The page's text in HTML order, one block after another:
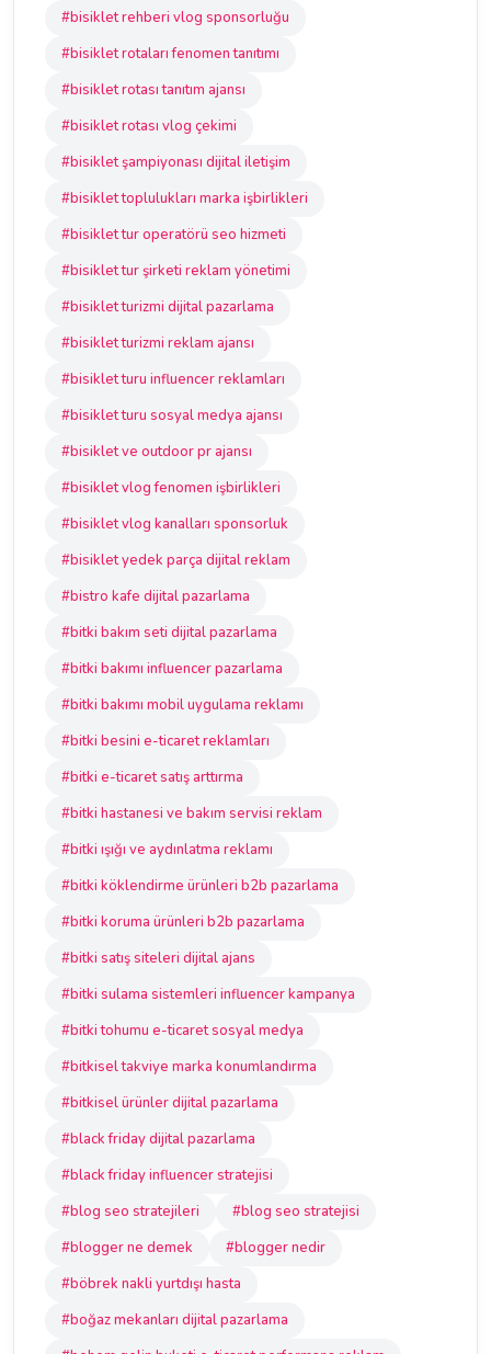
#bisiklet rehberi vlog sponsorluğu
#bisiklet rotaları fenomen tanıtımı
#bisiklet rotası tanıtım ajansı
#bisiklet rotası vlog çekimi
#bisiklet şampiyonası dijital iletişim
#bisiklet toplulukları marka işbirlikleri
#bisiklet tur operatörü seo hizmeti
#bisiklet tur şirketi reklam yönetimi
#bisiklet turizmi dijital pazarlama
#bisiklet turizmi reklam ajansı
#bisiklet turu influencer reklamları
#bisiklet turu sosyal medya ajansı
#bisiklet ve outdoor pr ajansı
#bisiklet vlog fenomen işbirlikleri
#bisiklet vlog kanalları sponsorluk
#bisiklet yedek parça dijital reklam
#bistro kafe dijital pazarlama
#bitki bakım seti dijital pazarlama
#bitki bakımı influencer pazarlama
#bitki bakımı mobil uygulama reklamı
#bitki besini e-ticaret reklamları
#bitki e-ticaret satış arttırma
#bitki hastanesi ve bakım servisi reklam
#bitki ışığı ve aydınlatma reklamı
#bitki köklendirme ürünleri b2b pazarlama
#bitki koruma ürünleri b2b pazarlama
#bitki satış siteleri dijital ajans
#bitki sulama sistemleri influencer kampanya
#bitki tohumu e-ticaret sosyal medya
#bitkisel takviye marka konumlandırma
#bitkisel ürünler dijital pazarlama
#black friday dijital pazarlama
#black friday influencer stratejisi
#blog seo stratejileri
#blog seo stratejisi
#blogger ne demek
#blogger nedir
#böbrek nakli yurtdışı hasta
#boğaz mekanları dijital pazarlama